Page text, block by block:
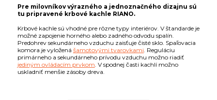
Pre milovníkov výrazného a jednoznačného dizajnu sú
tu pripravené krbové kachle RIANO.
Krbové kachle sú vhodné pre rôzne typy interiérov. V štandarde je
možné zapojenie horného alebo zadného odvodu spalín.
Predohrev sekundárneho vzduchu zaisťuje čisté sklo. Spaľovacia
komora je vyložená šamotovými tvarovkami . Reguláciu
primárneho a sekundárneho prívodu vzduchu možno riadiť
jediným ovládacím prvkom . V spodnej časti kachlí možno
uskladniť menšie zásoby dreva.